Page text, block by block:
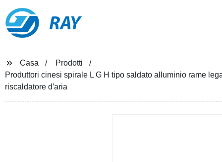
RAY
Casa
Prodotti
Produttori cinesi spirale L G H tipo saldato alluminio rame
riscaldatore d′aria